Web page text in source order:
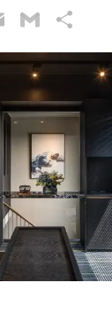
EmailGmail
享